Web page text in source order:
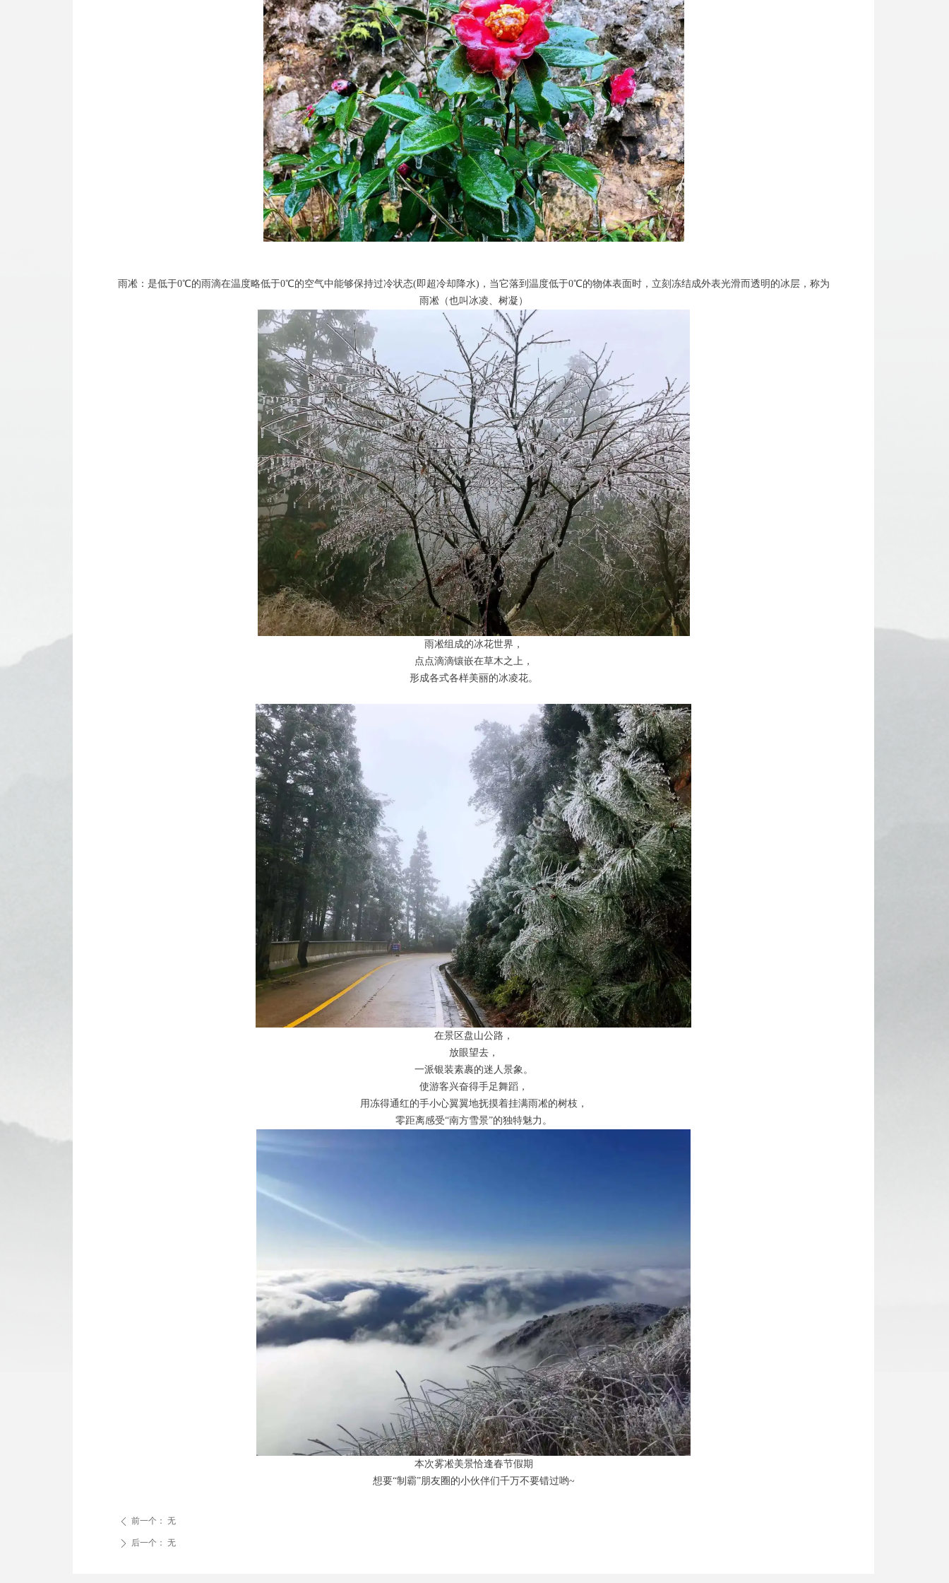
雨凇：是低于0℃的雨滴在温度略低于0℃的空气中能够保持过冷状态(即超冷却降水)，当它落到温度低于0℃的物体表面时，立刻冻结成外表光滑而透明的冰层，称为
雨凇（也叫冰凌、树凝）
雨凇组成的冰花世界，
点点滴滴镶嵌在草木之上，
形成各式各样美丽的冰凌花。
在景区盘山公路，
放眼望去，
一派银装素裹的迷人景象。
使游客兴奋得手足舞蹈，
用冻得通红的手小心翼翼地抚摸着挂满雨凇的树枝，
‍零距离感受“南方雪景”的独特魅力。
‍本次雾凇美景恰逢春节假期
想要“制霸”朋友圈的小伙伴们千万不要错过哟~
ꄴ 前一个： 无
ꄲ 后一个： 无